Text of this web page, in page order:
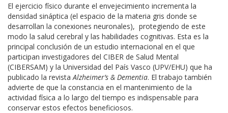
El ejercicio físico durante el envejecimiento incrementa la
densidad sináptica (el espacio de la materia gris donde se
desarrollan la conexiones neuronales), protegiendo de este
modo la salud cerebral y las habilidades cognitivas. Esta es la
principal conclusión de un estudio internacional en el que
participan investigadores del CIBER de Salud Mental
(CIBERSAM) y la Universidad del País Vasco (UPV/EHU) que ha
publicado la revistaAlzheimer’s & Dementia. El trabajo también
advierte de que la constancia en el mantenimiento de la
actividad física a lo largo del tiempo es indispensable para
conservar estos efectos beneficiosos.